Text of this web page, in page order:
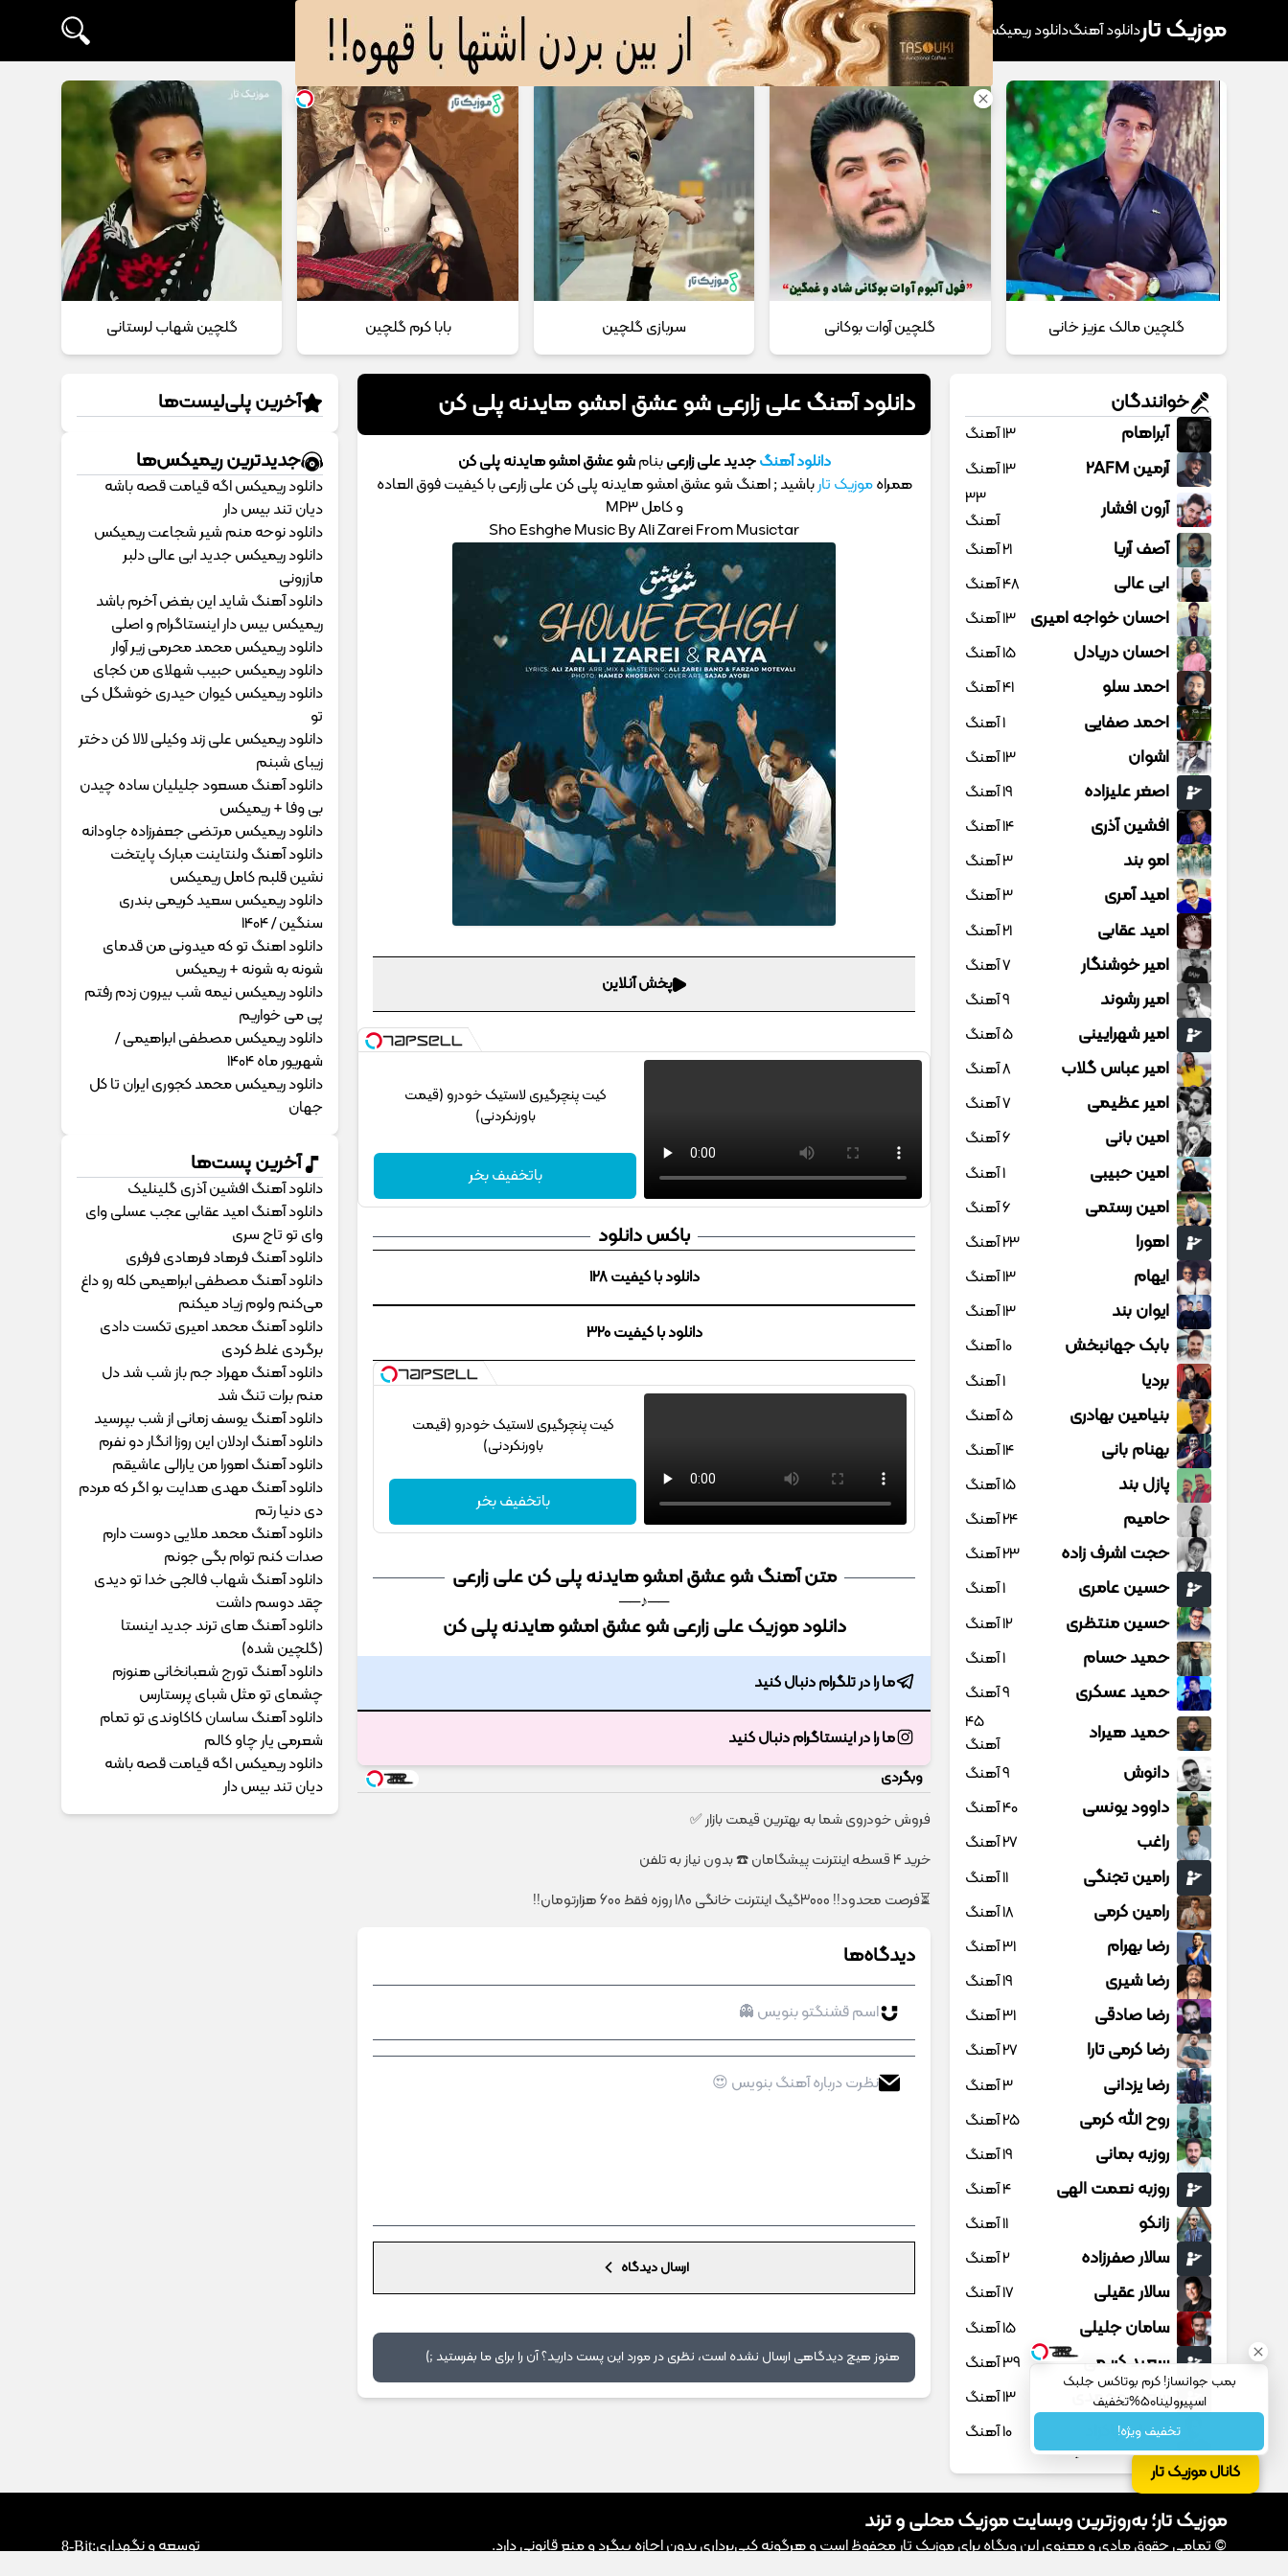
موزیک تاردانلود آهنگدانلود ریمیکسآهنگ پرطرفدار دانلود مداحیتماس با ما
کانال موزیک تار
گلچین مالک عزیز خانی گلچین آوات بوکانی سربازی گلچین بابا کرم گلچین گلچین شهاب لرستانی
دانلود آهنگ علی زارعی شو عشق امشو هایدنه پلی کن
دانلود آهنگجدید علی زارعیبنامشو عشق امشو هایدنه پلی کن
همراهموزیک تارباشید ; اهنگ شو عشق امشو هایدنه پلی کن علی زارعی با کیفیت فوق العاده
و کامل MP3
Sho Eshghe Music By Ali Zarei From Musictar
پخش آنلاین
کیت پنچرگیری لاستیک خودرو (قیمت
باورنکردنی)
باتخفیف بخر
باکس دانلود
دانلود با کیفیت 128
دانلود با کیفیت 320
کیت پنچرگیری لاستیک خودرو (قیمت
باورنکردنی)
باتخفیف بخر
متن آهنگ شو عشق امشو هایدنه پلی کن علی زارعی
──♪──
دانلود موزیک علی زارعی شو عشق امشو هایدنه پلی کن
ما را در تلگرام دنبال کنید
ما را در اینستاگرام دنبال کنید
وبگردی
فروش خودروی شما به بهترین قیمت بازار ✅
خرید 4 قسطه اینترنت پیشگامان ☎️ بدون نیاز به تلفن
⏳فرصت محدود!! 3000گیگ اینترنت خانگی 180 روزه فقط 600 هزارتومان!!
دیدگاه‌ها
ارسال دیدگاه
هنوز هیچ دیدگاهی ارسال نشده است، نظری در مورد این پست دارید؟ آن را برای ما بفرستید ;)
خوانندگان
آبراهام 13 آهنگ
آرمین 2AFM 13 آهنگ
آرون افشار
33
آهنگ
آصف آریا 21 آهنگ
ابی عالی 48 آهنگ
احسان خواجه امیری 13 آهنگ
احسان دریادل 15 آهنگ
احمد سلو 41 آهنگ
احمد صفایی 1 آهنگ
اشوان 13 آهنگ
اصغر علیزاده 19 آهنگ
افشین آذری 14 آهنگ
امو بند 3 آهنگ
امید آمری 3 آهنگ
امید عقابی 21 آهنگ
امیر خوشنگار 7 آهنگ
امیر رشوند 9 آهنگ
امیر شهرایینی 5 آهنگ
امیر عباس گلاب 8 آهنگ
امیر عظیمی 7 آهنگ
امین بانی 6 آهنگ
امین حبیبی 1 آهنگ
امین رستمی 6 آهنگ
اهورا 23 آهنگ
ایهام 13 آهنگ
ایوان بند 13 آهنگ
بابک جهانبخش 10 آهنگ
بردیا 1 آهنگ
بنیامین بهادری 5 آهنگ
بهنام بانی 14 آهنگ
پازل بند 15 آهنگ
حامیم 24 آهنگ
حجت اشرف زاده 23 آهنگ
حسین عامری 1 آهنگ
حسین منتظری 12 آهنگ
حمید حسام 1 آهنگ
حمید عسکری 9 آهنگ
حمید هیراد
45
آهنگ
دانوش 9 آهنگ
داوود یونسی 40 آهنگ
راغب 27 آهنگ
رامین تجنگی 11 آهنگ
رامین کرمی 18 آهنگ
رضا بهرام 31 آهنگ
رضا شیری 19 آهنگ
رضا صادقی 31 آهنگ
رضا کرمی تارا 27 آهنگ
رضا یزدانی 3 آهنگ
روح الله کرمی 25 آهنگ
روزبه بمانی 19 آهنگ
روزبه نعمت الهی 4 آهنگ
زانکو 11 آهنگ
سالار صفرزاده 2 آهنگ
سالار عقیلی 17 آهنگ
سامان جلیلی 15 آهنگ
سعید کریمی 39 آهنگ
سعید محمدی 13 آهنگ
سهراب پاکزاد 10 آهنگ
سهیل مهرزادگان
سیروان خسروی
سینا پارسیان
آخرین پلی‌لیست‌ها
جدیدترین ریمیکس‌ها
دانلود ریمیکس اگه قیامت قصه باشه
دیان تند بیس دار
دانلود نوحه منم شیر شجاعت ریمیکس
دانلود ریمیکس جدید ابی عالی دلبر
مازرونی
دانلود آهنگ شاید این بغض آخرم باشد
ریمیکس بیس دار اینستاگرام و اصلی
دانلود ریمیکس محمد محرمی زیر آوار
دانلود ریمیکس حبیب شهلای من کجای
دانلود ریمیکس کیوان حیدری خوشگل کی
تو
دانلود ریمیکس علی زند وکیلی لالا کن دختر
زیبای شبنم
دانلود آهنگ مسعود جلیلیان ساده چیدن
بی وفا + ریمیکس
دانلود ریمیکس مرتضی جعفرزاده جاودانه
دانلود آهنگ ولنتاینت مبارک پایتخت
نشین قلبم کامل ریمیکس
دانلود ریمیکس سعید کریمی بندری
سنگین / 1404
دانلود اهنگ تو که میدونی من قدمای
شونه به شونه + ریمیکس
دانلود ریمیکس نیمه شب بیرون زدم رفتم
پی می خواریم
دانلود ریمیکس مصطفی ابراهیمی /
شهریور ماه 1404
دانلود ریمیکس محمد کجوری ایران تا کل
جهان
آخرین پست‌ها
دانلود آهنگ افشین آذری گلینلیک
دانلود آهنگ امید عقابی عجب عسلی وای
وای تو تاج سری
دانلود آهنگ فرهاد فرهادی فرفری
دانلود آهنگ مصطفی ابراهیمی کله رو داغ
می‌کنم ولوم زیاد میکنم
دانلود آهنگ محمد امیری ﺗﻜﺴﺖ دادی
ﺑﺮﮔﺮدی ﻏﻠﻄ ﻛﺮدی
دانلود آهنگ مهراد جم ﺑﺎز ﺷﺐ ﺷﺪ دل
ﻣﻨﻢ ﺑﺮات ﺗﻨﮓ ﺷﺪ
دانلود آهنگ یوسف زمانی از شب بپرسید
دانلود آهنگ اردلان این روزا انگار دو نفرم
دانلود آهنگ اهورا من یارالی عاشیقم
دانلود آهنگ مهدی هدایت بو اگر که مردم
دی دنیا رتم
دانلود آهنگ محمد ملایی دوﺳﺖ دارم
ﺻﺪات ﻛﻨﻢ ﺗﻮام ﺑﮕﻰ ﺟﻮﻧﻢ
دانلود آهنگ شهاب فالجی خدا تو دیدی
چقد دوسم داشت
دانلود آهنگ های ترند جدید اینستا
(گلچین شده)
دانلود آهنگ تورج شعبانخانی هنوزم
چشمای تو مثل شبای پرستارس
دانلود آهنگ ساسان کاکاوندی تو تمام
شعرمی یار چاو کالم
دانلود ریمیکس اگه قیامت قصه باشه
دیان تند بیس دار
موزیک تار؛ به‌روزترین وبسایت موزیک محلی و ترند
© تمامی حقوق مادی و معنوی این وبگاه برای موزیک تار محفوظ است و هرگونه کپی‌برداری بدون اجازه پیگرد و منع قانونی دارد. توسعه و نگهداری:8-Bit
بمب جوانساز! کرم بوتاکس جلبک
اسپیرولینا50%تخفیف
تخفیف ویژه!